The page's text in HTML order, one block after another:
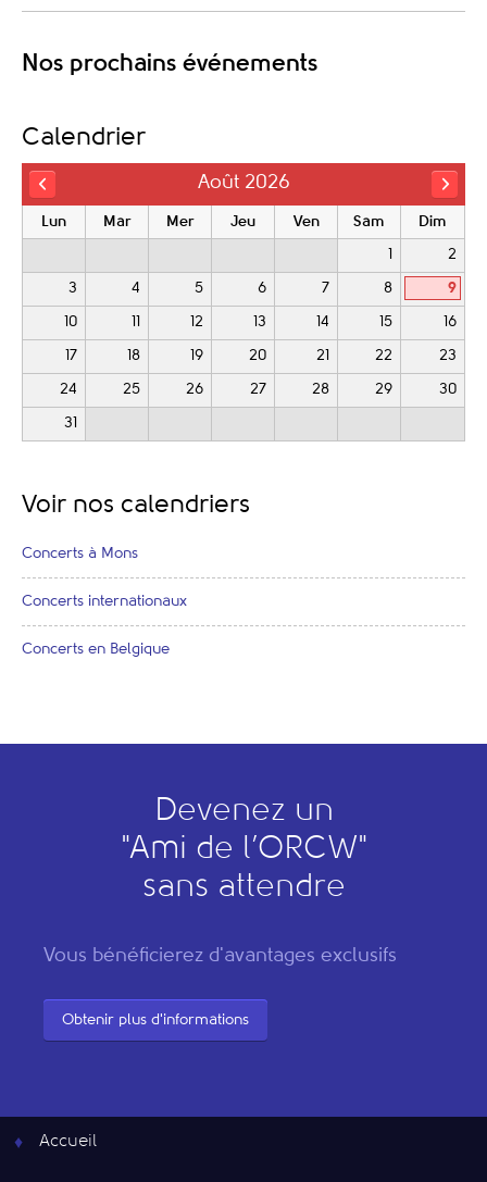
Nos prochains événements
Calendrier
Août 2026
Lun Mar Mer Jeu Ven Sam Dim
1 2
3 4 5 6 7 8 9
10 11 12 13 14 15 16
17 18 19 20 21 22 23
24 25 26 27 28 29 30
31
Voir nos calendriers
Concerts à Mons
Concerts internationaux
Concerts en Belgique
Devenez un
"Ami de l’ORCW"
sans attendre
Vous bénéficierez d'avantages exclusifs
Obtenir plus d'informations
Accueil